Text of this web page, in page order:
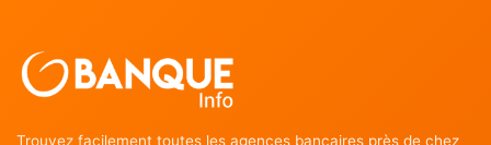
Trouvez facilement toutes les agences bancaires près de chez